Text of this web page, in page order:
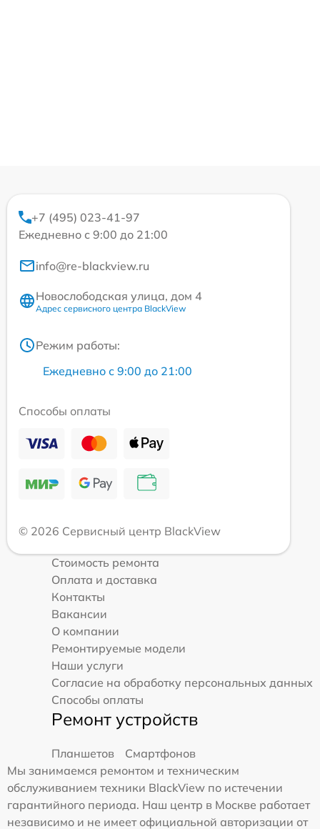
+7 (495) 023-41-97
Ежедневно с 9:00 до 21:00
info@re-blackview.ru
Новослободская улица, дом 4
Адрес сервисного центра BlackView
Режим работы:
Ежедневно с 9:00 до 21:00
Способы оплаты
© 2026 Сервисный центр BlackView
Стоимость ремонта
Оплата и доставка
Контакты
Вакансии
О компании
Ремонтируемые модели
Наши услуги
Согласие на обработку персональных данных
Способы оплаты
Ремонт устройств
Планшетов
Смартфонов
Мы занимаемся ремонтом и техническим
обслуживанием техники BlackView по истечении
гарантийного периода. Наш центр в Москве работает
независимо и не имеет официальной авторизации от